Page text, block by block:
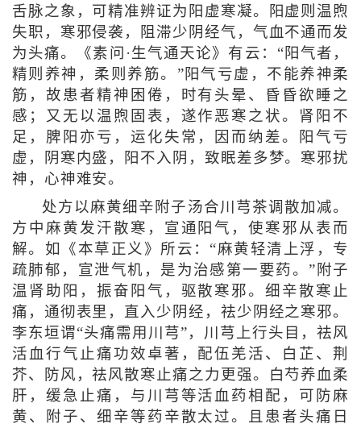
舌脉之象，可精准辨证为阳虚寒凝。阳虚则温煦
失职，寒邪侵袭，阻滞少阴经气，气血不通而发
为头痛。《素问·生气通天论》有云：“阳气者，
精则养神，柔则养筋。”阳气亏虚，不能养神柔
筋，故患者精神困倦，时有头晕、昏昏欲睡之
感；又无以温煦固表，遂作恶寒之状。肾阳不
足，脾阳亦亏，运化失常，因而纳差。阳气亏
虚，阴寒内盛，阳不入阴，致眠差多梦。寒邪扰
神，心神难安。
处方以麻黄细辛附子汤合川芎茶调散加减。
方中麻黄发汗散寒，宣通阳气，使寒邪从表而
解。如《本草正义》所云：“麻黄轻清上浮，专
疏肺郁，宣泄气机，是为治感第一要药。”附子
温肾助阳，振奋阳气，驱散寒邪。细辛散寒止
痛，通彻表里，直入少阴经，祛少阴经之寒邪。
李东垣谓“头痛需用川芎”，川芎上行头目，祛风
活血行气止痛功效卓著，配伍羌活、白芷、荆
芥、防风，祛风散寒止痛之力更强。白芍养血柔
肝，缓急止痛，与川芎等活血药相配，可防麻
黄、附子、细辛等药辛散太过。且患者头痛日